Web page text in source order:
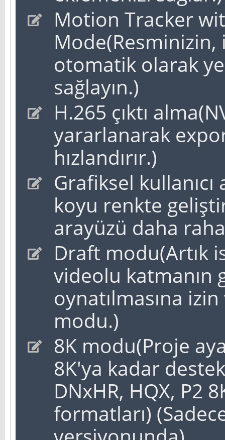
Motion Tracker
otomatik olarak
sağlayın.)
H.265 çıktı
yararlanarak
hızlandırır.)
Grafiksel
koyu renkte
arayüzü daha
Draft modu(Artık
videolu katmanın
oynatılmasına
modu.)
8K modu(Proje
8K'ya kadar
DNxHR, HQX, P2
formatları)